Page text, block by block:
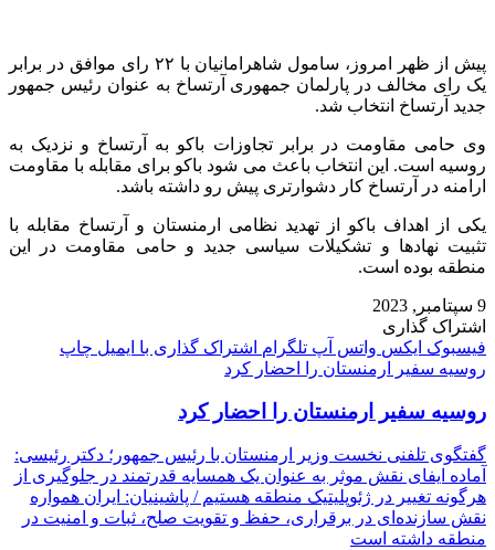
پیش از ظهر امروز، سامول شاهرامانیان با ۲۲ رای موافق در برابر
یک رای مخالف در پارلمان جمهوری آرتساخ به عنوان رئیس جمهور
جدید آرتساخ انتخاب شد.
وی حامی مقاومت در برابر تجاوزات باکو به آرتساخ و نزدیک به
روسیه است. این انتخاب باعث می شود باکو برای مقابله‌ با مقاومت
ارامنه در آرتساخ کار دشوارتری پیش رو داشته باشد.
یکی از اهداف باکو از تهدید نظامی ارمنستان و آرتساخ مقابله با
تثبیت نهادها و تشکیلات سیاسی جدید و حامی مقاومت در این
منطقه بوده است.
9 سپتامبر, 2023
اشتراک گذاری
فیسبوک ایکس واتس آپ تلگرام اشتراک گذاری با ایمیل چاپ
روسیه سفیر ارمنستان را احضار کرد
روسیه سفیر ارمنستان را احضار کرد
گفتگوی تلفنی نخست وزیر ارمنستان با رئیس جمهور؛ دکتر رئیسی:
آماده ایفای نقش موثر به عنوان یک همسایه قدرتمند در جلوگیری از
هرگونه تغییر در ژئوپلیتیک منطقه هستیم / پاشینیان: ایران همواره
نقش سازنده‌ای در برقراری، حفظ و تقویت صلح، ثبات و امنیت در
منطقه داشته است